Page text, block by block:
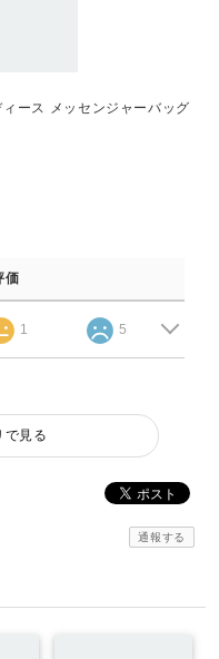
ース メッセンジャーバッグ
価
1 5
で見る
通報する